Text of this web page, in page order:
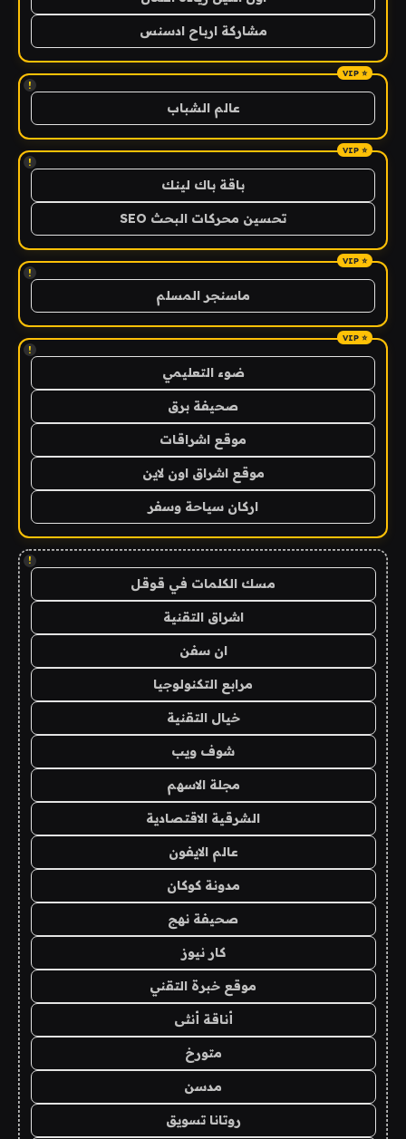
مشاركة ارباح ادسنس
!
عالم الشباب
!
باقة باك لينك
تحسين محركات البحث SEO
!
ماسنجر المسلم
!
ضوء التعليمي
صحيفة برق
موقع اشراقات
موقع اشراق اون لاين
اركان سياحة وسفر
!
مسك الكلمات في قوقل
اشراق التقنية
ان سفن
مرابع التكنولوجيا
خيال التقنية
شوف ويب
مجلة الاسهم
الشرقية الاقتصادية
عالم الايفون
مدونة كوكان
صحيفة نهج
كار نيوز
موقع خبرة التقني
أناقة أنثى
متورخ
مدسن
روتانا تسويق